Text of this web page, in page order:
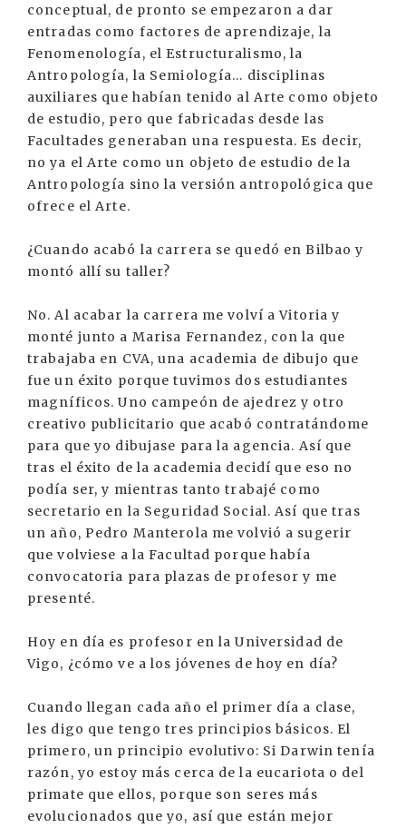
conceptual, de pronto se empezaron a dar
entradas como factores de aprendizaje, la
Fenomenología, el Estructuralismo, la
Antropología, la Semiología... disciplinas
auxiliares que habían tenido al Arte como objeto
de estudio, pero que fabricadas desde las
Facultades generaban una respuesta. Es decir,
no ya el Arte como un objeto de estudio de la
Antropología sino la versión antropológica que
ofrece el Arte.
¿Cuando acabó la carrera se quedó en Bilbao y
montó allí su taller?
No. Al acabar la carrera me volví a Vitoria y
monté junto a Marisa Fernandez, con la que
trabajaba en CVA, una academia de dibujo que
fue un éxito porque tuvimos dos estudiantes
magníficos. Uno campeón de ajedrez y otro
creativo publicitario que acabó contratándome
para que yo dibujase para la agencia. Así que
tras el éxito de la academia decidí que eso no
podía ser, y mientras tanto trabajé como
secretario en la Seguridad Social. Así que tras
un año, Pedro Manterola me volvió a sugerir
que volviese a la Facultad porque había
convocatoria para plazas de profesor y me
presenté.
Hoy en día es profesor en la Universidad de
Vigo, ¿cómo ve a los jóvenes de hoy en día?
Cuando llegan cada año el primer día a clase,
les digo que tengo tres principios básicos. El
primero, un principio evolutivo: Si Darwin tenía
razón, yo estoy más cerca de la eucariota o del
primate que ellos, porque son seres más
evolucionados que yo, así que están mejor